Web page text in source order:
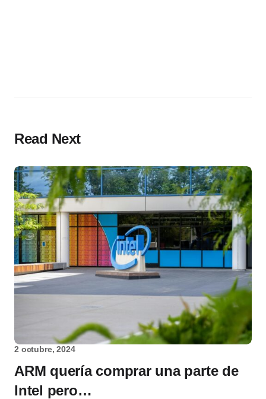
Read Next
2 octubre, 2024
ARM quería comprar una parte de
Intel pero…